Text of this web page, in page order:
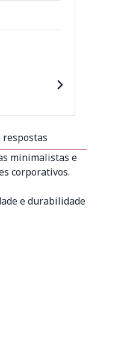
respostas
minimalistas e
corporativos.
e durabilidade